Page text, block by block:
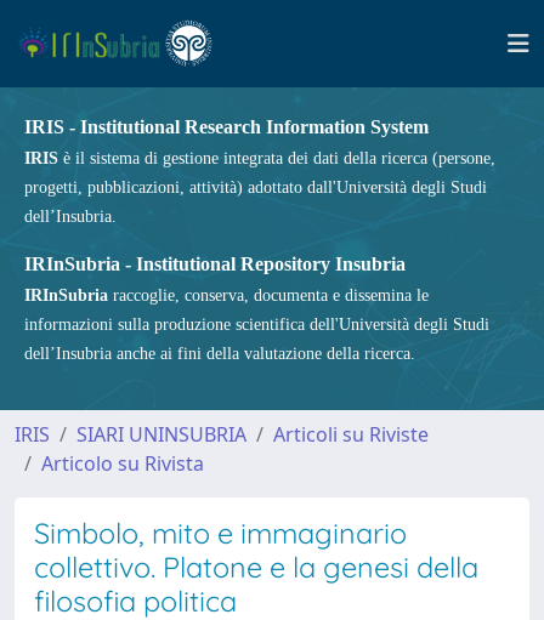
IRIS - Institutional Research Information System
IRIS è il sistema di gestione integrata dei dati della ricerca (persone,
progetti, pubblicazioni, attività) adottato dall'Università degli Studi
dell’Insubria.
IRInSubria - Institutional Repository Insubria
IRInSubria raccoglie, conserva, documenta e dissemina le
informazioni sulla produzione scientifica dell'Università degli Studi
dell’Insubria anche ai fini della valutazione della ricerca.
IRIS SIARI UNINSUBRIA
Articoli su Riviste
Articolo su Rivista
Simbolo, mito e immaginario
collettivo. Platone e la genesi della
filosofia politica